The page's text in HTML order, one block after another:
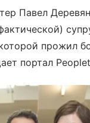
Павел
прожил
портал